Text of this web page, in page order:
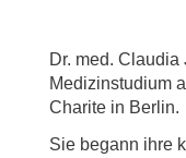
Dr. med.
Medizinstudium
Charite in Berlin.
Sie begann ihre